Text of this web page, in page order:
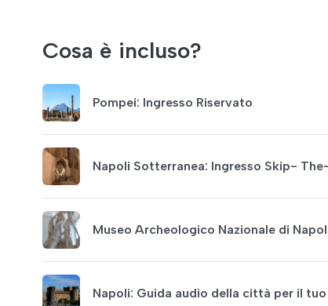
Cosa è incluso?
Pompei: Ingresso Riservato
Napoli Sotterranea: Ingresso Skip-
Museo Archeologico Nazionale di
Napoli: Guida audio della città per il